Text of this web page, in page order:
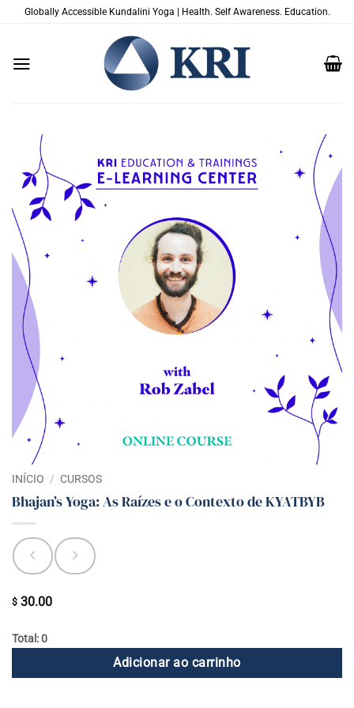
Globally Accessible Kundalini Yoga | Health. Self Awareness. Education.
INÍCIO / CURSOS
Bhajan’s Yoga: As Raízes e o Contexto de KYATBYB
$ 30.00
Total: 0
Adicionar ao carrinho